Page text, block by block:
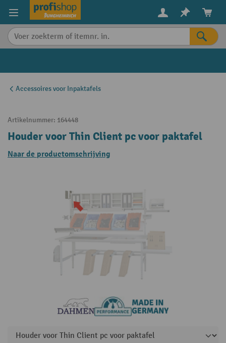
content
Accessoires voor Inpaktafels
Artikelnummer: 164448
Houder voor Thin Client pc voor paktafel
Naar de productomschrijving